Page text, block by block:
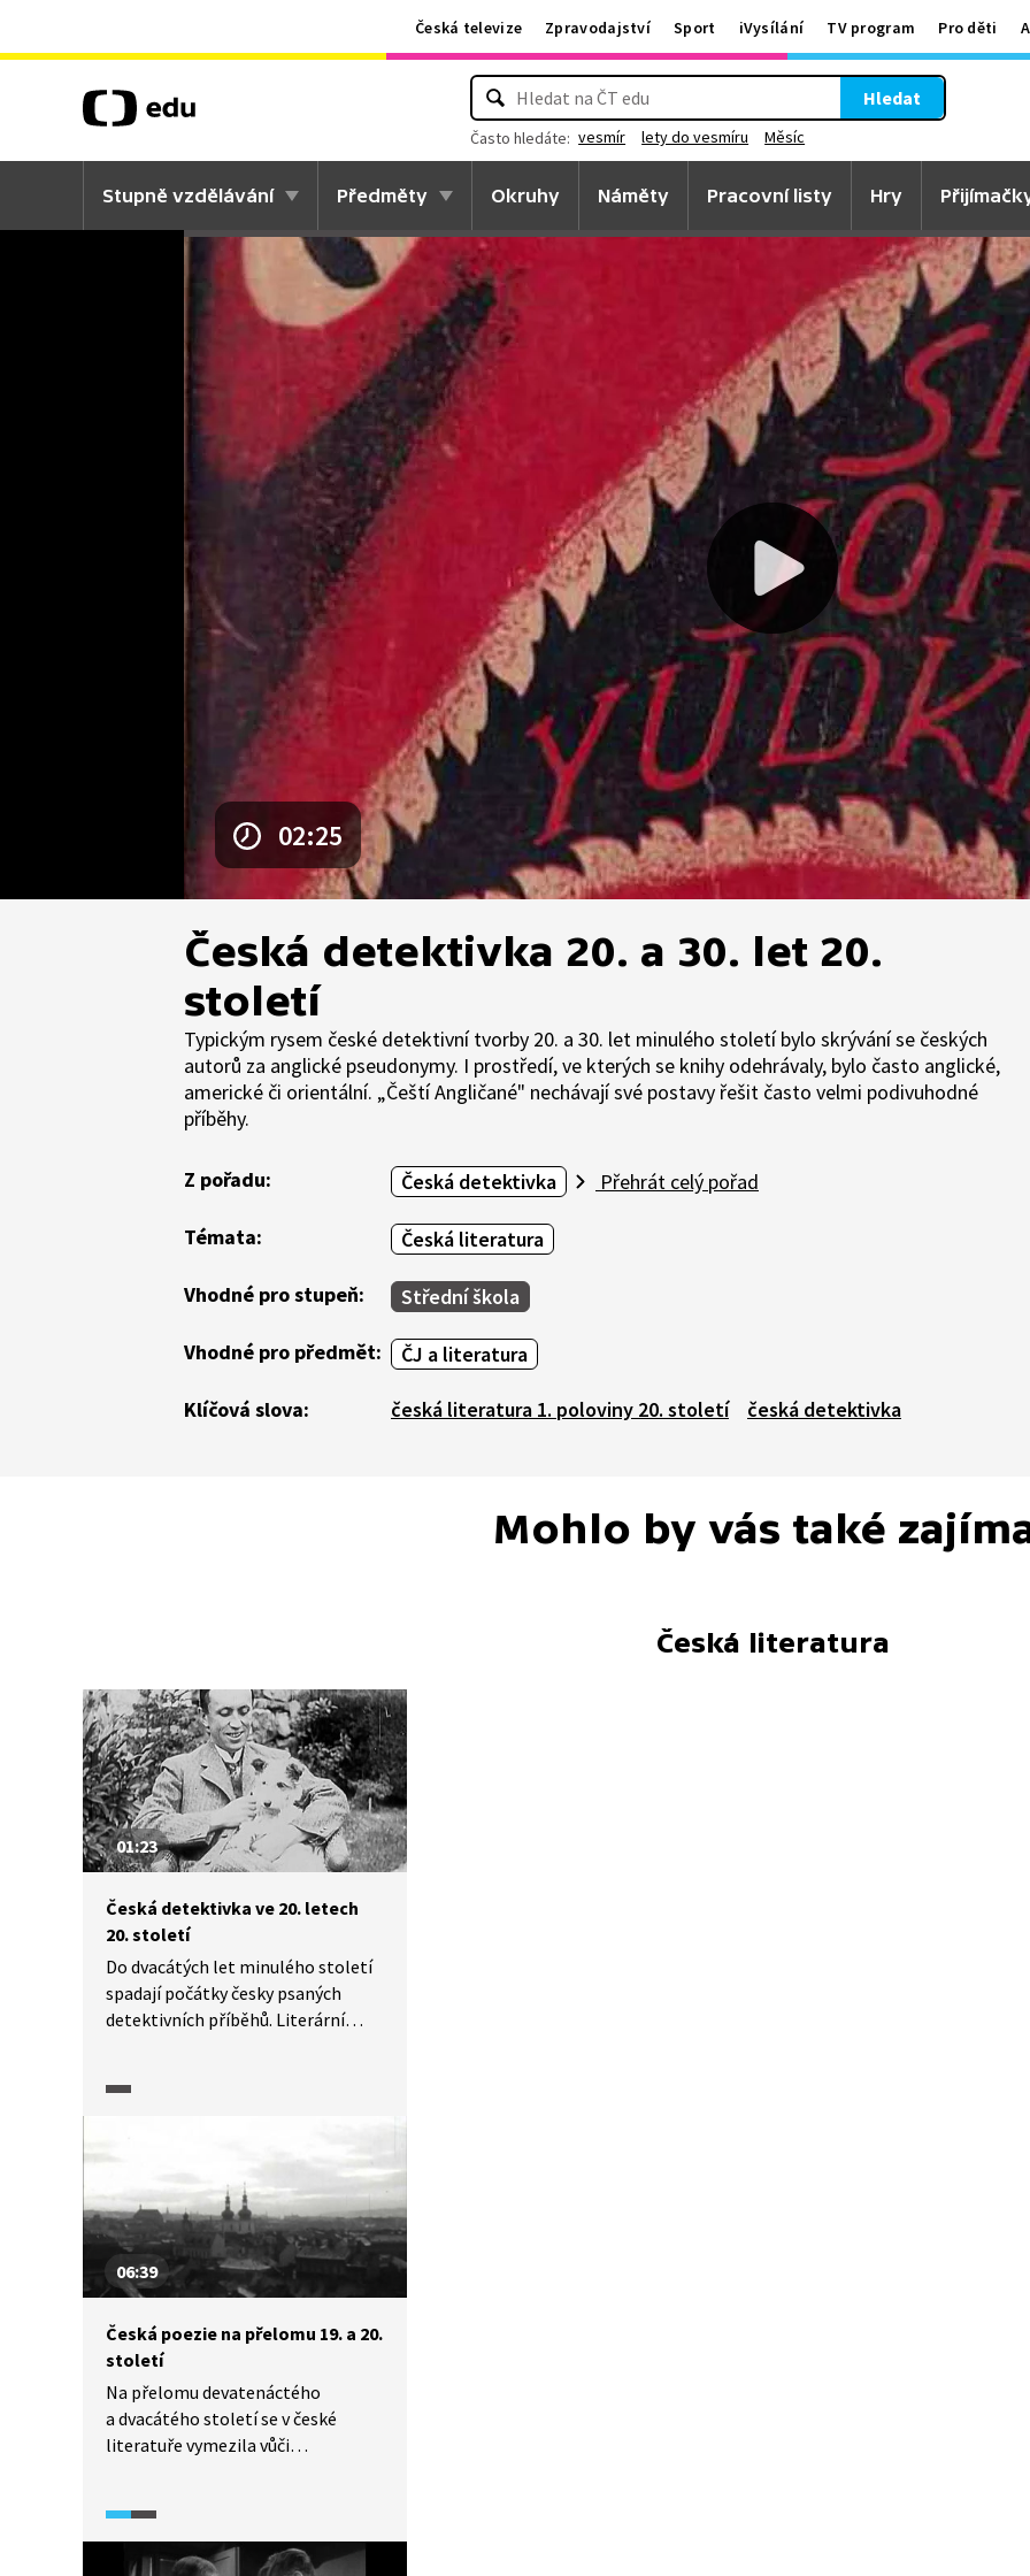
Česká televize Zpravodajství Sport iVysílání TV program Pro děti
Hledat
Často hledáte: vesmír lety do vesmíru Měsíc
Stupně vzdělávání Předměty Okruhy Náměty Pracovní listy Hry
02:25
Česká detektivka 20. a 30. let 20.
století
Typickým rysem české detektivní tvorby 20. a 30. let minulého století bylo skrývání se českých
autorů za anglické pseudonymy. I prostředí, ve kterých se knihy odehrávaly, bylo často anglické,
americké či orientální. „Čeští Angličané" nechávají své postavy řešit často velmi podivuhodné
příběhy.
Z pořadu: Česká detektivka Přehrát celý pořad
Témata: Česká literatura
Vhodné pro stupeň: Střední škola
Vhodné pro předmět: ČJ a literatura
Klíčová slova: česká literatura 1. poloviny 20. století česká detektivka
Mohlo by vás také
Česká literatura
01:23
Česká detektivka ve 20. letech
20. století
Do dvacátých let minulého století
spadají počátky česky psaných
detektivních příběhů. Literární
žánru v českém prostředí té doby.
06:39
Česká poezie na přelomu 19. a 20.
století
Na přelomu devatenáctého
a dvacátého století se v české
literatuře vymezila vůči
Karel Hlaváček, Otokar Březina,
Antonín Sova, Josef Svatopluk